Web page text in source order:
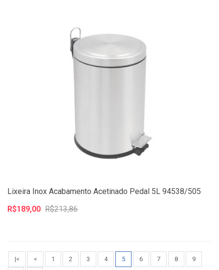
Lixeira Inox Acabamento Acetinado Pedal 5L 94538/505
R$189,00 R$213,86
|< < 1 2 3 4 5 6 7 8 9